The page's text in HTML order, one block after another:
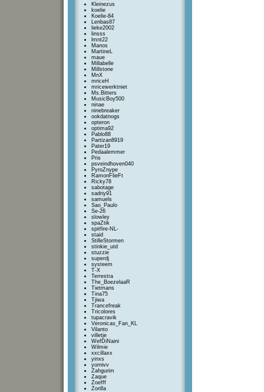
Kleinezus
koelie
Koelie-84
Lenbas87
lieke2002
linsss
lmnt22
Manos
MartineL
maue
Millabelle
Millstone
MnX
mriceH
mricewerktniet
Ms.Bitters
MusicBoy500
ninae
ninebreaker
ookdatnogs
opteron
optima92
Pablo88
Partizan8919
Pater19
Pedaalemmer
Pris
psveindhoven040
PyroZnype
RamonFlieFt
Ricky78
sabotage
sadriy91
samuels
Sao_Paulo
Se-26
slowley
spaZtik
spitfire-NL-
staid
StilleStormen
stinkie_utd
stuzzie
superdj
systeem
T-X
Terrestra
The_BoezelaaR
Tietmans
Tina75
Tjiwa
Trancefreak
Tricolores
tupacravik
Veronicas_Fan_KL
Vilanto
villetje
WefDiNaini
Wilmie
xxcillaxx
yinxs
yornivv
Zahgurim
Zaque
Zoefff
Zorilla